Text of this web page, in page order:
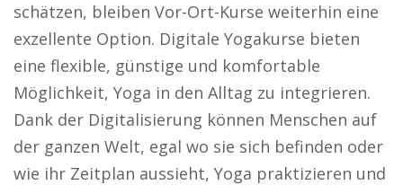
schätzen, bleiben Vor-Ort-Kurse weiterhin eine
exzellente Option. Digitale Yogakurse bieten
eine flexible, günstige und komfortable
Möglichkeit, Yoga in den Alltag zu integrieren.
Dank der Digitalisierung können Menschen auf
der ganzen Welt, egal wo sie sich befinden oder
wie ihr Zeitplan aussieht, Yoga praktizieren und